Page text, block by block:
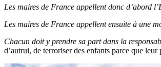
Les maires de France appellent donc d’abord
Les maires de France appellent ensuite à une
Chacun doit y prendre sa part dans la
d’autrui, de terroriser des enfants parce que